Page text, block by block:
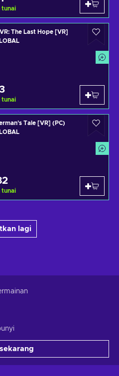
tunai
The Last Hope [VR]
tunai
Tale [VR] (PC)
tunai
lagi